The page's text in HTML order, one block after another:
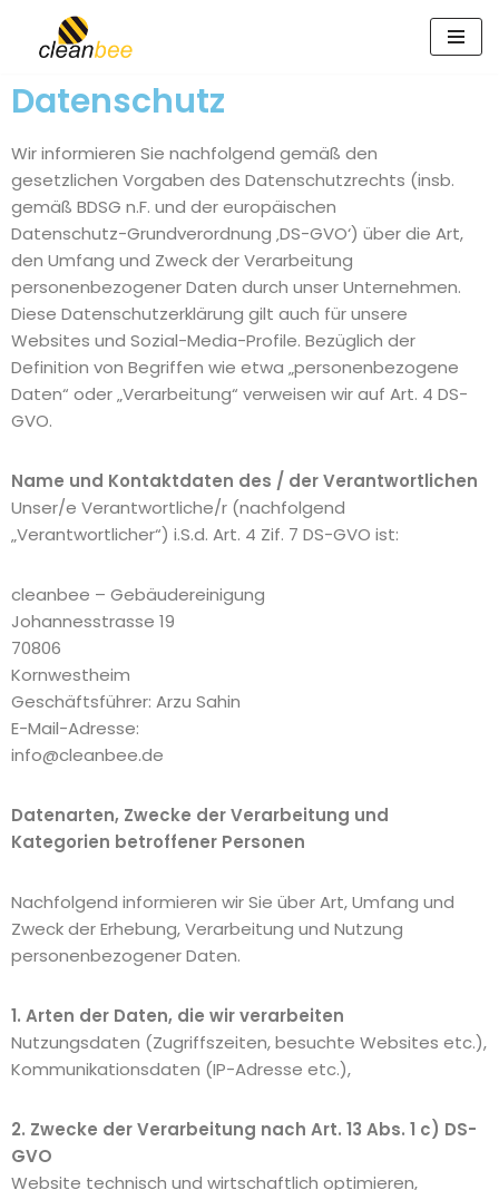
Zum
Inhalt
springen
Datenschutz
Wir informieren Sie nachfolgend gemäß den
gesetzlichen Vorgaben des Datenschutzrechts (insb.
gemäß BDSG n.F. und der europäischen
Datenschutz-Grundverordnung ‚DS-GVO‘) über die Art,
den Umfang und Zweck der Verarbeitung
personenbezogener Daten durch unser Unternehmen.
Diese Datenschutzerklärung gilt auch für unsere
Websites und Sozial-Media-Profile. Bezüglich der
Definition von Begriffen wie etwa „personenbezogene
Daten“ oder „Verarbeitung“ verweisen wir auf Art. 4 DS-
GVO.
Name und Kontaktdaten des / der Verantwortlichen
Unser/e Verantwortliche/r (nachfolgend
„Verantwortlicher“) i.S.d. Art. 4 Zif. 7 DS-GVO ist:
cleanbee – Gebäudereinigung
Johannesstrasse 19
70806
Kornwestheim
Geschäftsführer: Arzu Sahin
E-Mail-Adresse:
info@cleanbee.de
Datenarten, Zwecke der Verarbeitung und
Kategorien betroffener Personen
Nachfolgend informieren wir Sie über Art, Umfang und
Zweck der Erhebung, Verarbeitung und Nutzung
personenbezogener Daten.
1. Arten der Daten, die wir verarbeiten
Nutzungsdaten (Zugriffszeiten, besuchte Websites etc.),
Kommunikationsdaten (IP-Adresse etc.),
2. Zwecke der Verarbeitung nach Art. 13 Abs. 1 c) DS-
GVO
Website technisch und wirtschaftlich optimieren,